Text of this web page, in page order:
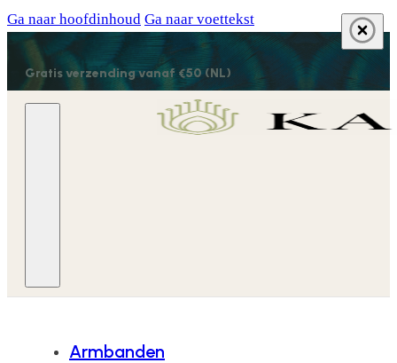
Ga naar hoofdinhoud Ga naar voettekst
Gratis verzending vanaf €50 (NL)
Armbanden